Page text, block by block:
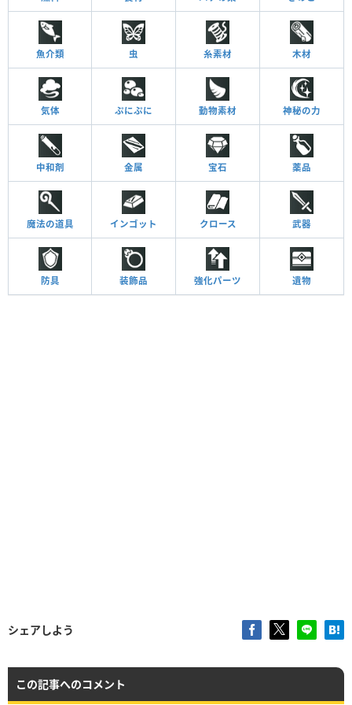
魚介類 虫 糸素材 木材
気体 ぷにぷに 動物素材 神秘の力
中和剤 金属 宝石 薬品
魔法の道具 インゴット クロース 武器
防具 装飾品 強化パーツ 遺物
シェアしよう
この記事へのコメント